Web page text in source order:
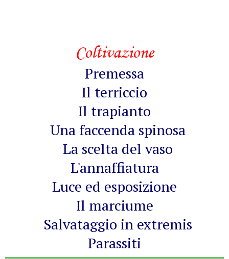
Coltivazione
Premessa
Il terriccio
Il trapianto
Una faccenda spinosa
La scelta del vaso
L'annaffiatura
Luce ed esposizione
Il marciume
Salvataggio in extremis
Parassiti